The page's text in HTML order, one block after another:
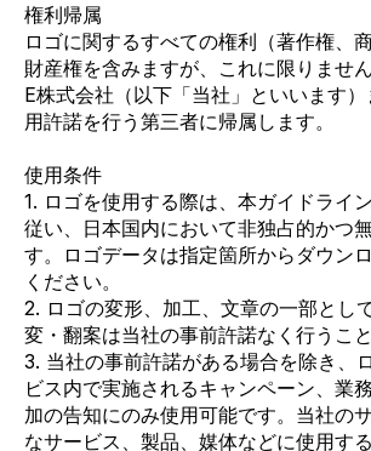
権利帰属
ロゴに関するすべての権利（著作権、
財産権を含みますが、これに限りませ
E株式会社（以下「当社」といいます
用許諾を行う第三者に帰属します。
使用条件
1. ロゴを使用する際は、本ガイドライ
従い、日本国内において非独占的かつ
す。ロゴデータは指定箇所からダウン
ください。
2. ロゴの変形、加工、文章の一部とし
変・翻案は当社の事前許諾なく行うこ
3. 当社の事前許諾がある場合を除き、
ビス内で実施されるキャンペーン、業
加の告知にのみ使用可能です。当社の
なサービス、製品、媒体などに使用す